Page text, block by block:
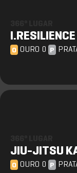
O OURO 0 P
JIU-JITSU
O OURO 0 P